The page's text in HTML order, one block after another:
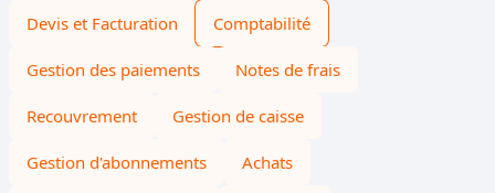
Devis et Facturation Comptabilité
Gestion des paiements Notes de frais
Recouvrement Gestion de caisse
Gestion d'abonnements Achats